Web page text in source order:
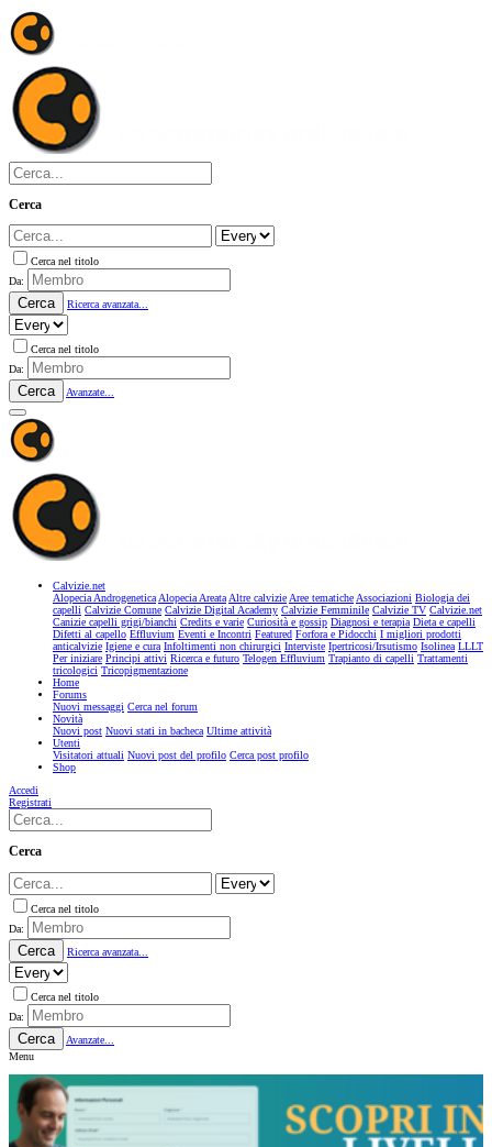
Cerca
Cerca nel titolo
Da:
Cerca Ricerca avanzata...
Cerca nel titolo
Da:
Cerca Avanzate...
Calvizie.net
Alopecia AndrogeneticaAlopecia AreataAltre calvizieAree tematicheAssociazioni Biologia dei
capelli Calvizie Comune Calvizie Digital Academy Calvizie Femminile Calvizie TV Calvizie.net
Canizie capelli grigi/bianchi Credits e varie Curiosità e gossip Diagnosi e terapia Dieta e capelli
Difetti al capello Effluvium Eventi e Incontri Featured Forfora e Pidocchi I migliori prodotti
anticalvizie Igiene e cura Infoltimenti non chirurgici Interviste Ipertricosi/Irsutismo Isolinea LLLT
Per iniziare Principi attivi Ricerca e futuro Telogen Effluvium Trapianto di capelli Trattamenti
tricologici Tricopigmentazione
Home
Forums
Nuovi messaggi Cerca nel forum
Novità
Nuovi post Nuovi stati in bacheca Ultime attività
Utenti
Visitatori attuali Nuovi post del profilo Cerca post profilo
Shop
Accedi
Registrati
Cerca
Cerca nel titolo
Da:
Cerca Ricerca avanzata...
Cerca nel titolo
Da:
Cerca
Avanzate...
Menu